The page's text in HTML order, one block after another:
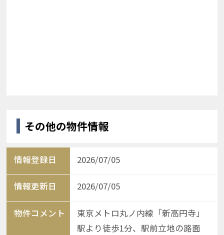
その他の物件情報
情報登録日 2026/07/05
情報更新日 2026/07/05
物件コメント
東京メトロ丸ノ内線「新高円寺」
駅より徒歩1分、駅前立地の路面